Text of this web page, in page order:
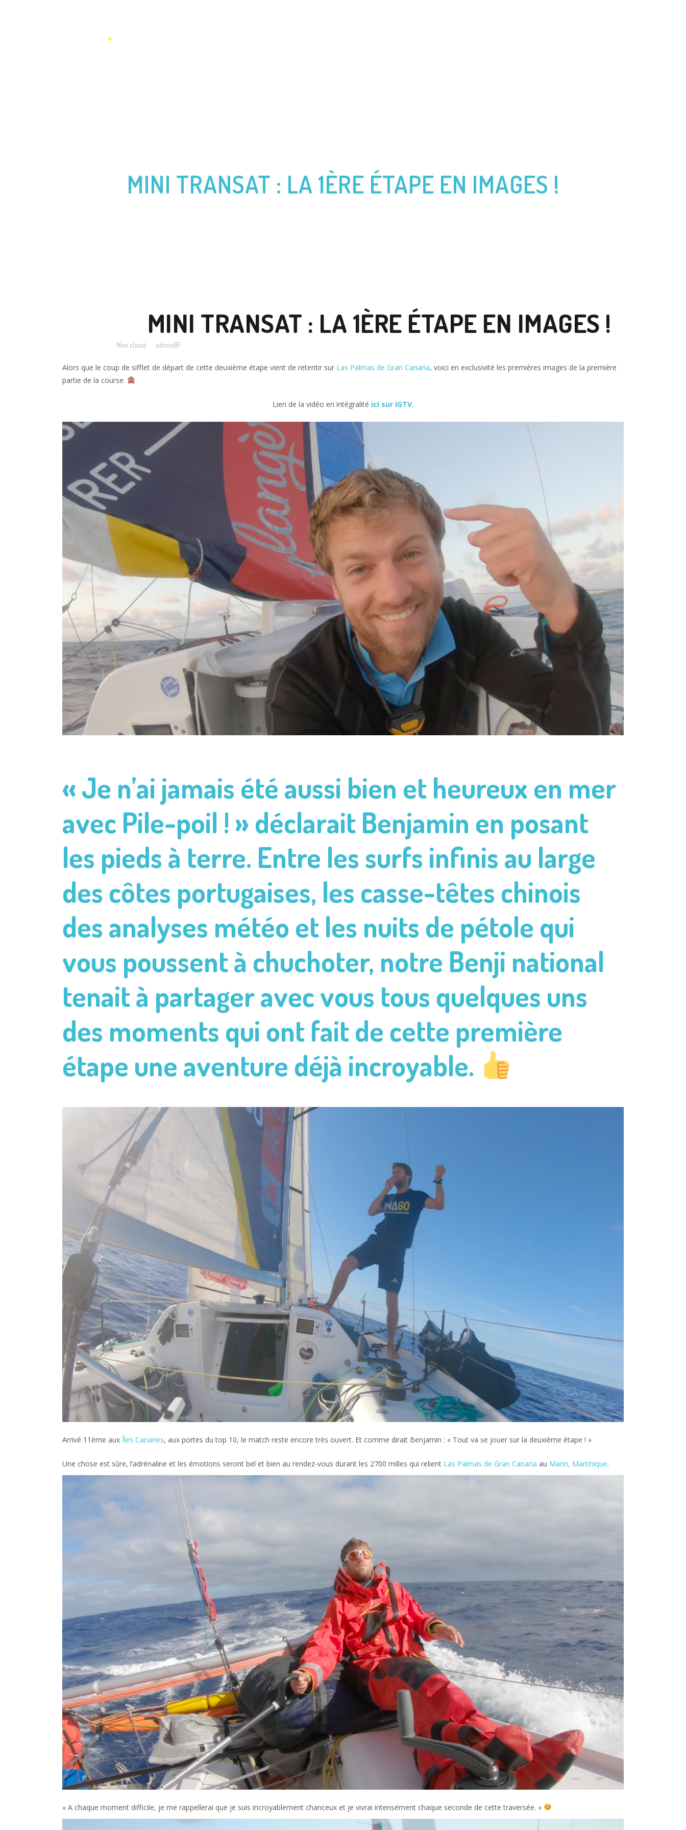
MINI TRANSAT : LA 1ÈRE ÉTAPE EN IMAGES !
MINI TRANSAT : LA 1ÈRE ÉTAPE EN IMAGES !
Non classé adminBF
Alors que le coup de sifflet de départ de cette deuxième étape vient de retentir sur Las Palmas de Gran Canaria, voici en exclusivité les premières images de la première
partie de la course.
Lien de la vidéo en intégralité ici sur IGTV.
« Je n’ai jamais été aussi bien et heureux en mer
avec Pile-poil ! » déclarait Benjamin en posant
les pieds à terre. Entre les surfs infinis au large
des côtes portugaises, les casse-têtes chinois
des analyses météo et les nuits de pétole qui
vous poussent à chuchoter, notre Benji national
tenait à partager avec vous tous quelques uns
des moments qui ont fait de cette première
étape une aventure déjà incroyable.
Arrivé 11ème aux Îles Canaries, aux portes du top 10, le match reste encore très ouvert. Et comme dirait Benjamin : « Tout va se jouer sur la deuxième étape ! »
Une chose est sûre, l’adrénaline et les émotions seront bel et bien au rendez-vous durant les 2700 milles qui relient Las Palmas de Gran Canaria au Marin, Martinique.
« A chaque moment difficile, je me rappellerai que je suis incroyablement chanceux et je vivrai intensément chaque seconde de cette traversée. »